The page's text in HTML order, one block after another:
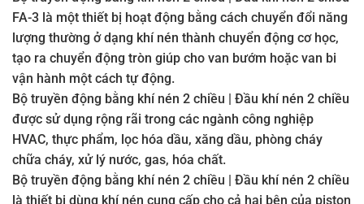
FA-3 là một thiết bị hoạt động bằng cách chuyển đổi năng
lượng thường ở dạng khí nén thành chuyển động cơ học,
tạo ra chuyển động tròn giúp cho van bướm hoặc van bi
vận hành một cách tự động.
Bộ truyền động bằng khí nén 2 chiều | Đầu khí nén 2 chiều
được sử dụng rộng rãi trong các ngành công nghiệp
HVAC, thực phẩm, lọc hóa dầu, xăng dầu, phòng cháy
chữa cháy, xử lý nước, gas, hóa chất.
Bộ truyền động bằng khí nén 2 chiều | Đầu khí nén 2 chiều
là thiết bị dùng khí nén cung cấp cho cả hai bên của piston